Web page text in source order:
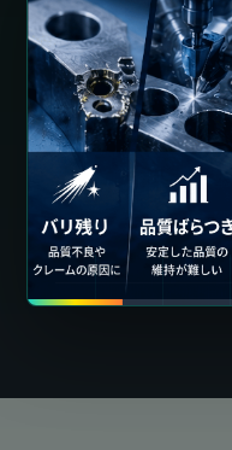
藤本工業㈱
TAFLINK
バリ取り男塾
藤本塾長
㈱スギノマシン
精密機器事業部
営業技術グループ
武藤グループ長